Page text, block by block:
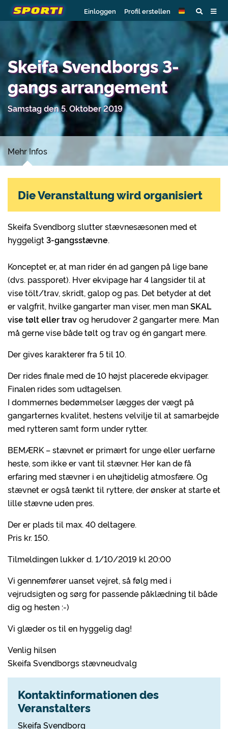
Einloggen Profil erstellen
Skeifa Svendborgs 3-
gangs arrangement
Samstag den 5. Oktober 2019
Mehr Infos
Skeifa Svendborg slutter stævnesæsonen med et
hyggeligt3-gangsstævne.
Konceptet er, at man rider én ad gangen på lige bane
(dvs. passporet). Hver ekvipage har 4 langsider til at
vise tölt/trav, skridt, galop og pas. Det betyder at det
er valgfrit, hvilke gangarter man viser, men manSKAL
vise tølt eller travog herudover 2 gangarter mere. Man
må gerne vise både tølt og trav og én gangart mere.
Der gives karakterer fra 5 til 10.
Der rides finale med de 10 højst placerede ekvipager.
Finalen rides som udtagelsen.
I dommernes bedømmelser lægges der vægt på
gangarternes kvalitet, hestens velvilje til at samarbejde
med rytteren samt form under rytter.
BEMÆRK – stævnet er primært for unge eller uerfarne
heste, som ikke er vant til stævner. Her kan de få
erfaring med stævner i en uhøjtidelig atmosfære. Og
stævnet er også tænkt til ryttere, der ønsker at starte et
lille stævne uden pres.
Der er plads til max. 40 deltagere.
Pris kr. 150.
Tilmeldingen lukker d. 1/10/2019 kl 20:00
Vi gennemfører uanset vejret, så følg med i
vejrudsigten og sørg for passende påklædning til både
dig og hesten :-)
Vi glæder os til en hyggelig dag!
Venlig hilsen
Skeifa Svendborgs stævneudvalg
Kontaktinformationen des
Veranstalters
Skeifa Svendborg
Die Veranstaltung wird organisiert